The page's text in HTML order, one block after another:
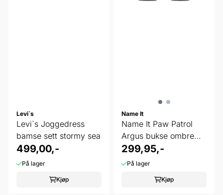
Levi`s
Levi`s Joggedress
bamse sett stormy sea
499,00,-
På lager
Kjøp
Name It
Name It Paw Patrol
Argus bukse ombre
blue
299,95,-
På lager
Kjøp